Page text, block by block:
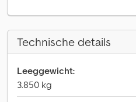
Technische details
Leeggewicht:
3.850 kg